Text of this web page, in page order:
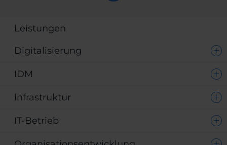
Leistungen
Digitalisierung
IDM
Infrastruktur
IT-Betrieb